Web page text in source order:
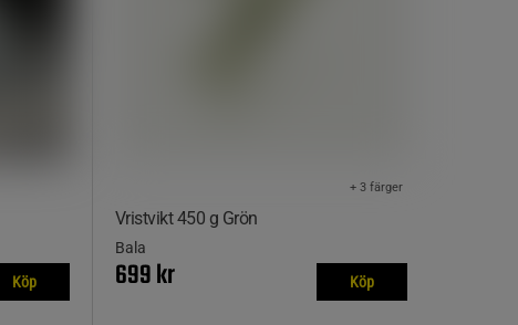
Köp
Vristvikt 450 g Grön
+ 3 färger
Bala
699 kr Köp